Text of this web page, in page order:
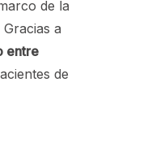
de la
a
entre
de